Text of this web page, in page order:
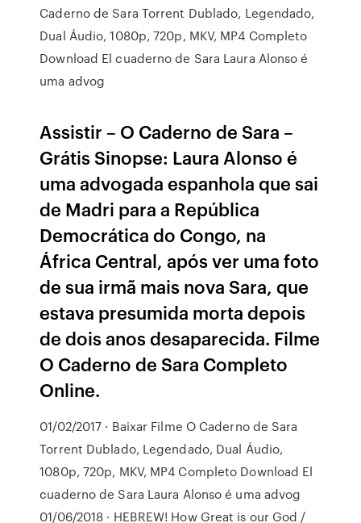
Caderno de Sara Torrent Dublado, Legendado,
Dual Áudio, 1080p, 720p, MKV, MP4 Completo
Download El cuaderno de Sara Laura Alonso é
uma advog
Assistir – O Caderno de Sara –
Grátis Sinopse: Laura Alonso é
uma advogada espanhola que sai
de Madri para a República
Democrática do Congo, na
África Central, após ver uma foto
de sua irmã mais nova Sara, que
estava presumida morta depois
de dois anos desaparecida. Filme
O Caderno de Sara Completo
Online.
01/02/2017 · Baixar Filme O Caderno de Sara
Torrent Dublado, Legendado, Dual Áudio,
1080p, 720p, MKV, MP4 Completo Download El
cuaderno de Sara Laura Alonso é uma advog
01/06/2018 · HEBREW! How Great is our God /